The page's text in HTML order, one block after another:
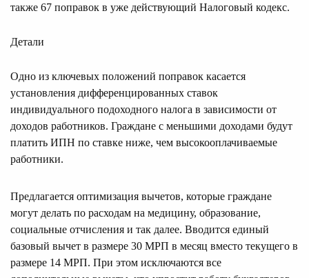
также 67 поправок в уже действующий Налоговый кодекс.
Детали
Одно из ключевых положений поправок касается
установления дифференцированных ставок
индивидуального подоходного налога в зависимости от
доходов работников. Граждане с меньшими доходами будут
платить ИПН по ставке ниже, чем высокооплачиваемые
работники.
Предлагается оптимизация вычетов, которые граждане
могут делать по расходам на медицину, образование,
социальные отчисления и так далее. Вводится единый
базовый вычет в размере 30 МРП в месяц вместо текущего в
размере 14 МРП. При этом исключаются все